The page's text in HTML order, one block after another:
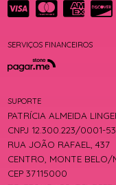
SERVIÇOS FINANCEIROS
SUPORTE
PATRÍCIA ALMEIDA
CNPJ 12.300.223/0001-53
RUA JOÃO RAFAEL, 437
CENTRO, MONTE BELO/
CEP 37115000